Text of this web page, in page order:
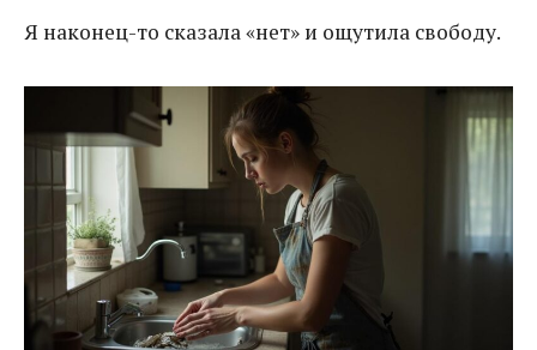
Я наконец-то сказала «нет» и ощутила свободу.